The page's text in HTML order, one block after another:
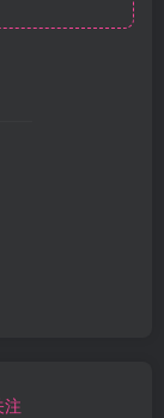
注